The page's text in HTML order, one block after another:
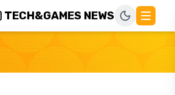
TECH&GAMES NEWS